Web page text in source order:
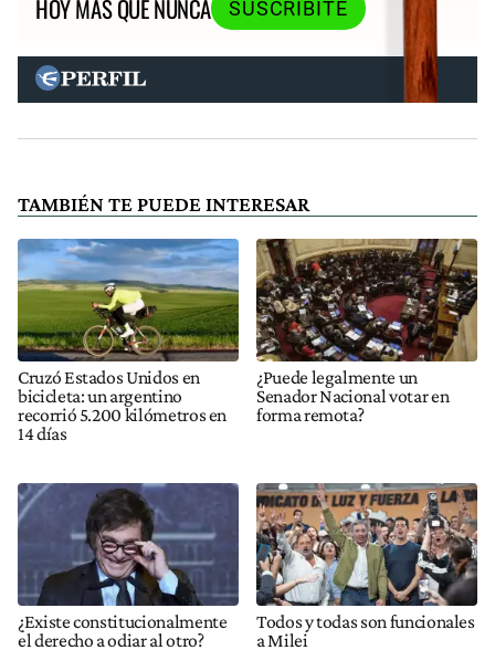
HOY MÁS QUE NUNCA SUSCRIBITE
TAMBIÉN TE PUEDE INTERESAR
Cruzó Estados Unidos en
bicicleta: un argentino
recorrió 5.200 kilómetros en
14 días
¿Puede legalmente un
Senador Nacional votar en
forma remota?
¿Existe constitucionalmente
el derecho a odiar al otro?
Todos y todas son funcionales
a Milei